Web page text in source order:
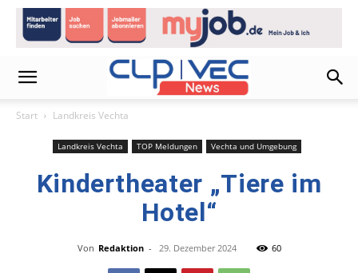
Start Landkreis Vechta
Landkreis Vechta TOP Meldungen Vechta und Umgebung
Kindertheater „Tiere im
Hotel“
Von Redaktion - 29. Dezember 2024 60